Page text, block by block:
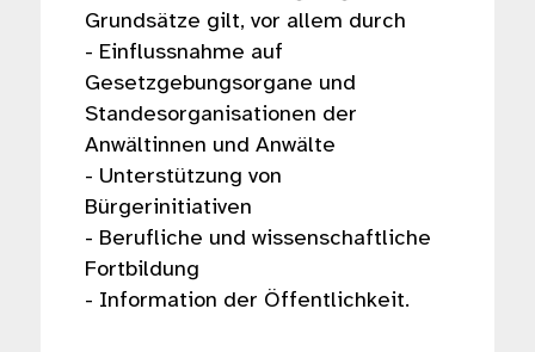
Grundsätze gilt, vor allem durch
- Einflussnahme auf
Gesetzgebungsorgane und
Standesorganisationen der
Anwältinnen und Anwälte
- Unterstützung von
Bürgerinitiativen
- Berufliche und wissenschaftliche
Fortbildung
- Information der Öffentlichkeit.